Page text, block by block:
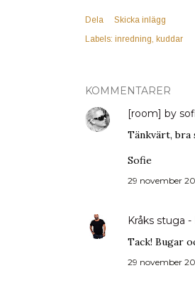
Dela
Skicka inlägg
Labels: inredning kuddar
KOMMENTARER
[room] by
Tänkvärt,
Sofie
29 november
Kråks stuga
Tack! Bugar
29 november